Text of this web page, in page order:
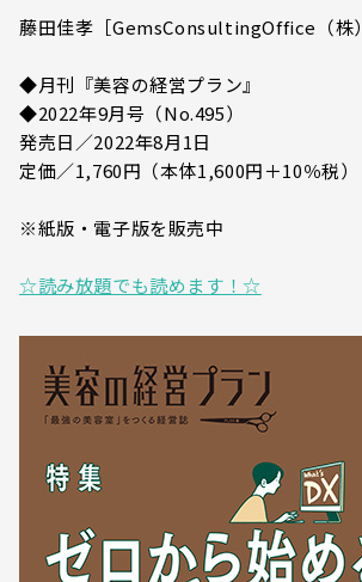
藤田佳孝［GemsConsultingOffice（株
◆月刊『美容の経営プラン』
◆2022年9月号（No.495）
発売日／2022年8月1日
定価／1,760円（本体1,600円＋10％税）
※紙版・電子版を販売中
☆読み放題でも読めます！☆